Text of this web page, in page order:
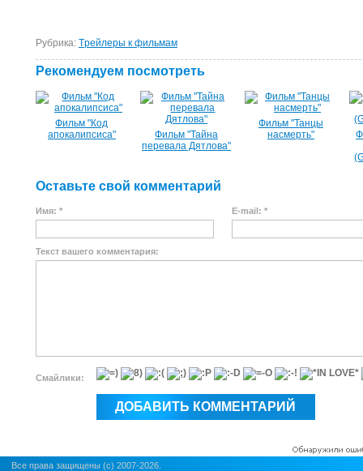
Рубрика: Tрейлеры к фильмам
Рекомендуем посмотреть
Фильм "Код
апокалипсиса"
Фильм "Тайна
перевала Дятлова"
Фильм "Танцы
насмерть"
Оставьте свой комментарий
Имя: * E-mail: *
Текст вашего комментария:
Смайлики:
Все права защищены (c) 2007-2026.